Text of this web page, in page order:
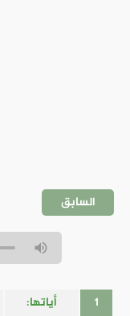
السابق
1 أياتها: